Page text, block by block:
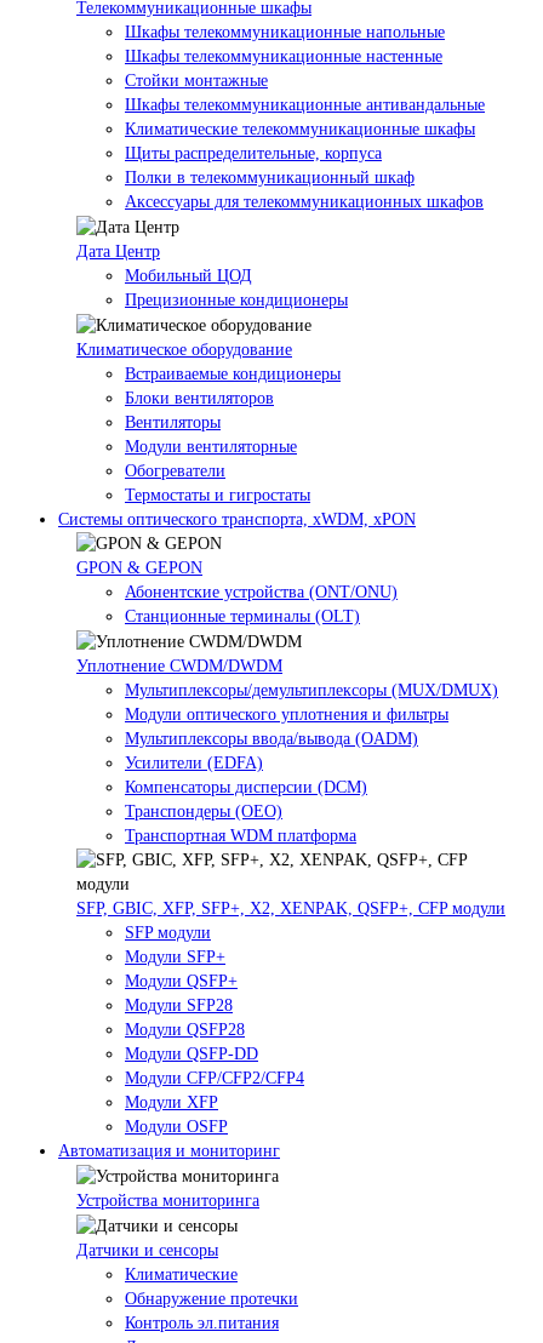
Телекоммуникационные шкафы
Шкафы телекоммуникационные напольные
Шкафы телекоммуникационные настенные
Стойки монтажные
Шкафы телекоммуникационные антивандальные
Климатические телекоммуникационные шкафы
Щиты распределительные, корпуса
Полки в телекоммуникационный шкаф
Аксессуары для телекоммуникационных шкафов
Дата Центр
Мобильный ЦОД
Прецизионные кондиционеры
Климатичeское оборудование
Встраиваемые кондиционеры
Блоки вентиляторов
Вентиляторы
Модули вентиляторные
Обогреватели
Термостаты и гигростаты
Системы оптического транспорта, xWDM, xPON
GPON & GEPON
Абонентские устройства (ONT/ONU)
Станционные терминалы (OLT)
Уплотнение CWDM/DWDM
Мультиплексоры/демультиплексоры (MUX/DMUX)
Модули оптического уплотнения и фильтры
Мультиплексоры ввода/вывода (OADM)
Усилители (EDFA)
Компенсаторы дисперсии (DCM)
Транспондеры (OEO)
Транспортная WDM платформа
SFP, GBIC, XFP, SFP+, X2, XENPAK, QSFP+, CFP модули
SFP модули
Модули SFP+
Модули QSFP+
Модули SFP28
Модули QSFP28
Модули QSFP-DD
Модули CFP/CFP2/CFP4
Модули XFP
Модули OSFP
Автоматизация и мониторинг
Устройства мониторинга
Датчики и сенсоры
Климатические
Обнаружение протечки
Контроль эл.питания